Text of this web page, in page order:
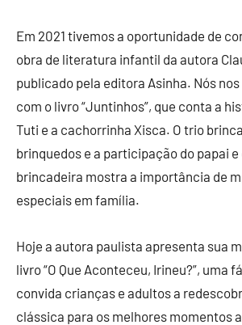
Em 2021 tivemos a oportunidade de
obra de literatura infantil da autora
publicado pela editora Asinha. Nós
com o livro “Juntinhos”, que conta a
Tuti e a cachorrinha Xisca. O trio
brinquedos e a participação do papai e
brincadeira mostra a importância de
especiais em família.
Hoje a autora paulista apresenta sua
livro “O Que Aconteceu, Irineu?”, uma
convida crianças e adultos a
clássica para os melhores momentos